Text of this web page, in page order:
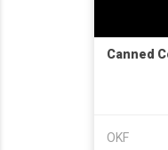
Canned
OKF